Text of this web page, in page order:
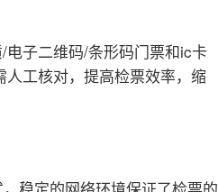
子二维码/条形码门票和ic卡
工核对，提高检票效率，缩